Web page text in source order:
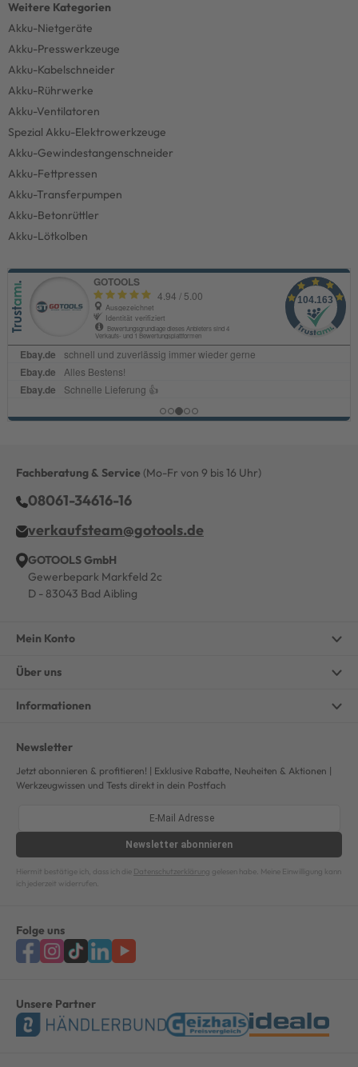
Akku-Nietgeräte
Akku-Presswerkzeuge
Akku-Kabelschneider
Akku-Rührwerke
Akku-Ventilatoren
Spezial Akku-Elektrowerkzeuge
Akku-Gewindestangenschneider
Akku-Fettpressen
Akku-Transferpumpen
Akku-Betonrüttler
Akku-Lötkolben
Fachberatung & Service (Mo-Fr von 9 bis 16 Uhr)
08061-34616-16
verkaufsteam@gotools.de
GOTOOLS GmbH
Gewerbepark Markfeld 2c
D - 83043 Bad Aibling
Mein Konto
Über uns
Informationen
Newsletter
Jetzt abonnieren & profitieren! | Exklusive Rabatte, Neuheiten & Aktionen |
Werkzeugwissen und Tests direkt in dein Postfach
Newsletter abonnieren
Hiermit bestätige ich, dass ich die Datenschutzerklärung gelesen habe. Meine Einwilligung kann
ich jederzeit widerrufen.
Folge uns
Unsere Partner